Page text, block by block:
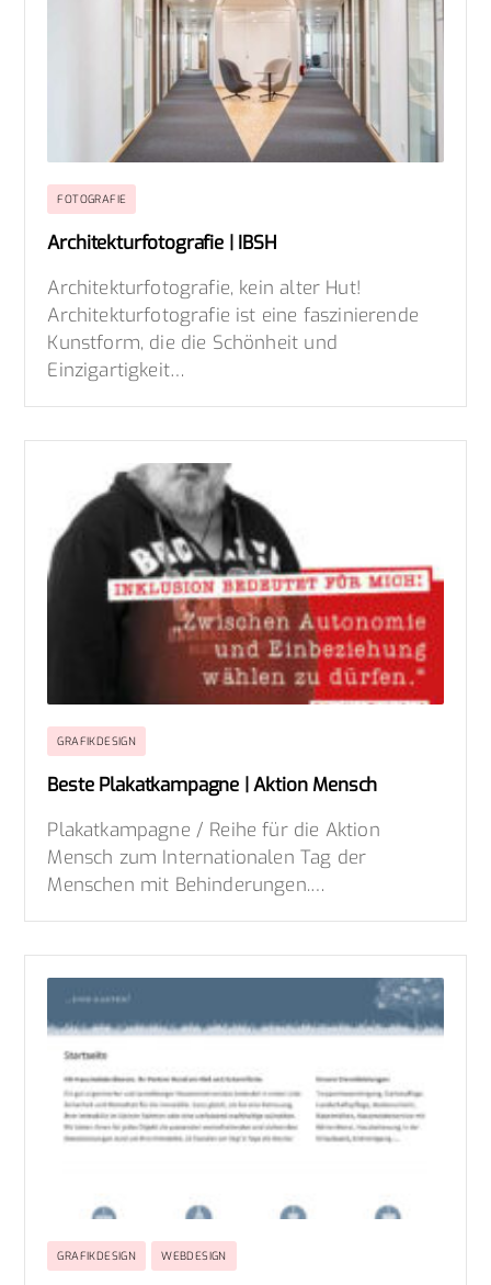
FOTOGRAFIE
Architekturfotografie | IBSH
Architekturfotografie, kein alter Hut!
Architekturfotografie ist eine faszinierende
Kunstform, die die Schönheit und
Einzigartigkeit…
GRAFIKDESIGN
Beste Plakatkampagne | Aktion Mensch
Plakatkampagne / Reihe für die Aktion
Mensch zum Internationalen Tag der
Menschen mit Behinderungen.…
GRAFIKDESIGN WEBDESIGN